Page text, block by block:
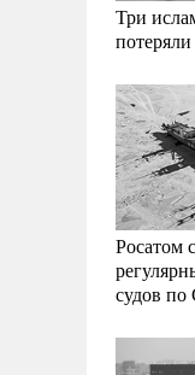
Три
Росатом
судов по